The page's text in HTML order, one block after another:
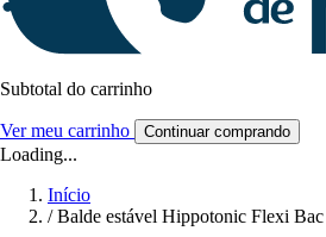
Subtotal do carrinho
Ver meu carrinho Continuar comprando
Loading...
Início
/ Balde estável Hippotonic Flexi Bac